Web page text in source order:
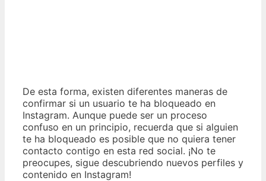
De esta forma, existen diferentes maneras de
confirmar si un usuario te ha bloqueado en
Instagram. Aunque puede ser un proceso
confuso en un principio, recuerda que si alguien
te ha bloqueado es posible que no quiera tener
contacto contigo en esta red social. ¡No te
preocupes, sigue descubriendo nuevos perfiles y
contenido en Instagram!